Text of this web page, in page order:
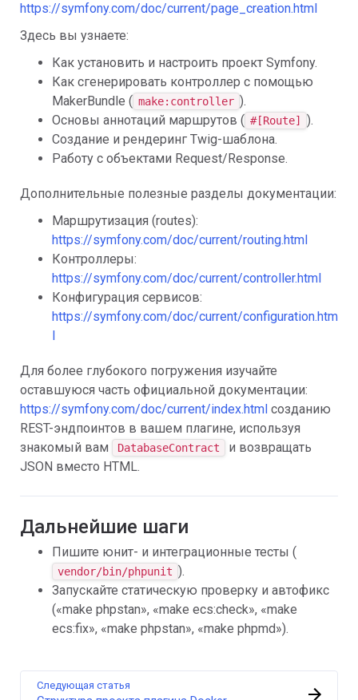
https://symfony.com/doc/current/page_creation.html
Здесь вы узнаете:
Как установить и настроить проект Symfony.
Как сгенерировать контроллер с помощью
MakerBundle ( make:controller ).
Основы аннотаций маршрутов ( #[Route]
).
Создание и рендеринг Twig-шаблона.
Работу с объектами Request/Response.
Дополнительные полезные разделы документации:
Маршрутизация (routes):
https://symfony.com/doc/current/routing.html
Контроллеры:
https://symfony.com/doc/current/controller.html
Конфигурация сервисов:
https://symfony.com/doc/current/configuration.htm
l
Для более глубокого погружения изучайте
оставшуюся часть официальной документации:
https://symfony.com/doc/current/index.html созданию
REST-эндпоинтов в вашем плагине, используя
знакомый вам
DatabaseContract
и возвращать
JSON вместо HTML.
Дальнейшие шаги
Пишите юнит- и интеграционные тесты (
vendor/bin/phpunit ).
Запускайте статическую проверку и автофикс
(«make phpstan», «make ecs:check», «make
ecs:fix», «make phpstan», «make phpmd»).
Следующая статья